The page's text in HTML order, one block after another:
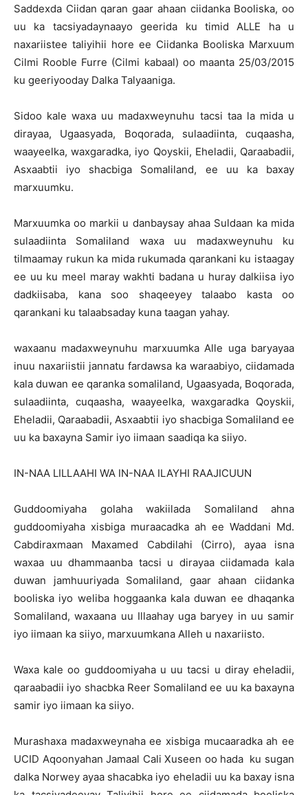
Saddexda Ciidan qaran gaar ahaan ciidanka Booliska, oo
uu ka tacsiyadaynaayo geerida ku timid ALLE ha u
naxariistee taliyihii hore ee Ciidanka Booliska Marxuum
Cilmi Rooble Furre (Cilmi kabaal) oo maanta 25/03/2015
ku geeriyooday Dalka Talyaaniga.
Sidoo kale waxa uu madaxweynuhu tacsi taa la mida u
dirayaa, Ugaasyada, Boqorada, sulaadiinta, cuqaasha,
waayeelka, waxgaradka, iyo Qoyskii, Eheladii, Qaraabadii,
Asxaabtii iyo shacbiga Somaliland, ee uu ka baxay
marxuumku.
Marxuumka oo markii u danbaysay ahaa Suldaan ka mida
sulaadiinta Somaliland waxa uu madaxweynuhu ku
tilmaamay rukun ka mida rukumada qarankani ku istaagay
ee uu ku meel maray wakhti badana u huray dalkiisa iyo
dadkiisaba, kana soo shaqeeyey talaabo kasta oo
qarankani ku talaabsaday kuna taagan yahay.
waxaanu madaxweynuhu marxuumka Alle uga baryayaa
inuu naxariistii jannatu fardawsa ka waraabiyo, ciidamada
kala duwan ee qaranka somaliland, Ugaasyada, Boqorada,
sulaadiinta, cuqaasha, waayeelka, waxgaradka Qoyskii,
Eheladii, Qaraabadii, Asxaabtii iyo shacbiga Somaliland ee
uu ka baxayna Samir iyo iimaan saadiqa ka siiyo.
IN-NAA LILLAAHI WA IN-NAA ILAYHI RAAJICUUN
Guddoomiyaha golaha wakiilada Somaliland ahna
guddoomiyaha xisbiga muraacadka ah ee Waddani Md.
Cabdiraxmaan Maxamed Cabdilahi (Cirro), ayaa isna
waxaa uu dhammaanba tacsi u dirayaa ciidamada kala
duwan jamhuuriyada Somaliland, gaar ahaan ciidanka
booliska iyo weliba hoggaanka kala duwan ee dhaqanka
Somaliland, waxaana uu Illaahay uga baryey in uu samir
iyo iimaan ka siiyo, marxuumkana Alleh u naxariisto.
Waxa kale oo guddoomiyaha u uu tacsi u diray eheladii,
qaraabadii iyo shacbka Reer Somaliland ee uu ka baxayna
samir iyo iimaan ka siiyo.
Murashaxa madaxweynaha ee xisbiga mucaaradka ah ee
UCID Aqoonyahan Jamaal Cali Xuseen oo hada ku sugan
dalka Norwey ayaa shacabka iyo eheladii uu ka baxay isna